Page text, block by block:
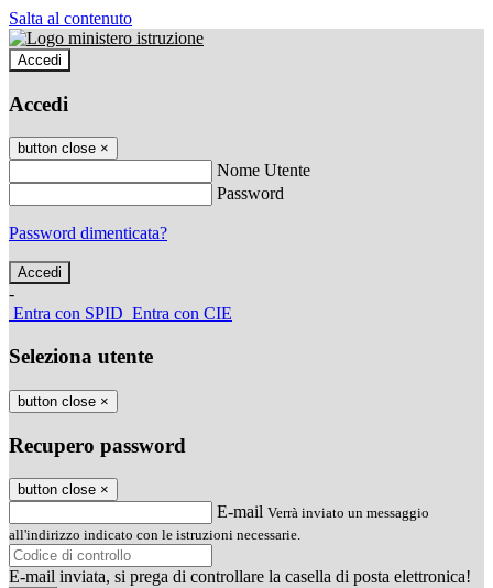
Salta al contenuto
Accedi
Accedi
button close ×
Nome Utente
Password
Password dimenticata?
-
Entra con SPID Entra con CIE
Seleziona utente
button close ×
Recupero password
button close ×
E-mail Verrà inviato un messaggio
all'indirizzo indicato con le istruzioni necessarie.
E-mail inviata, si prega di controllare la casella di posta elettronica!